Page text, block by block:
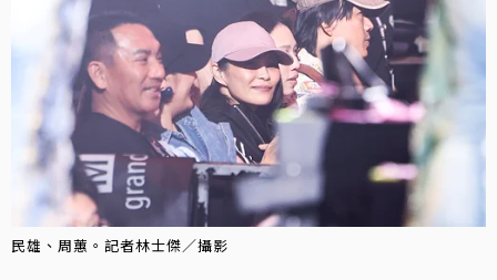
民雄、周蕙。記者林士傑／攝影